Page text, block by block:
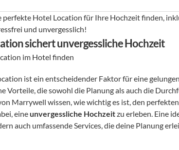
perfekte Hotel Location für Ihre Hochzeit finden,
und unvergesslich!
sichert unvergessliche Hochzeit
im Hotel finden
ist ein entscheidender Faktor für eine
Vorteile, die sowohl die Planung als auch die
Marrywell wissen, wie wichtig es ist, den
eine unvergessliche Hochzeit zu erleben. Eine
auch umfassende Services, die deine Planung